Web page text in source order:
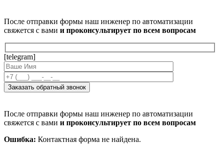
После отправки формы наш инженер по автоматизации
свяжется с вами и проконсультирует по всем вопросам
[telegram]
После отправки формы наш инженер по автоматизации
свяжется с вами и проконсультирует по всем вопросам
Ошибка: Контактная форма не найдена.